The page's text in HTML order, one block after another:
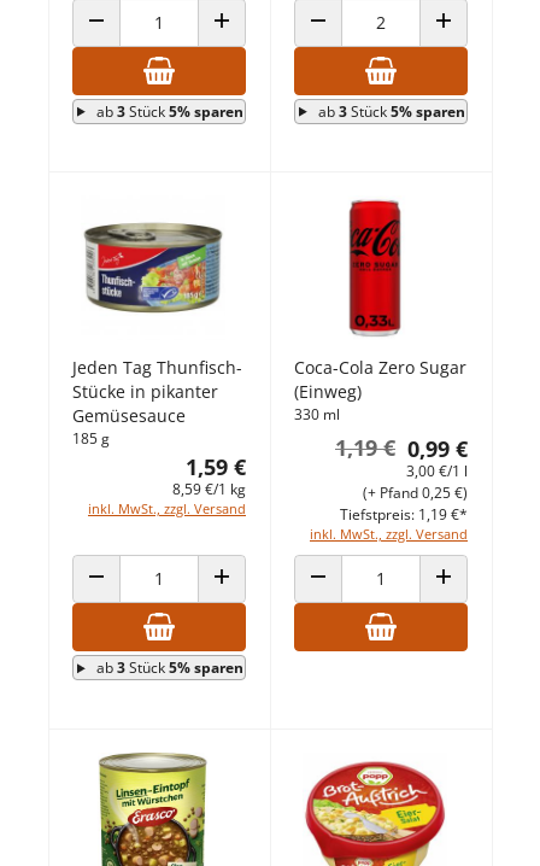
ANZAHL VERRINGERNANZAHL ERHÖHEN
ab3Stück5% sparen
ANZAHL VERRINGERNANZAHL
ab3Stück5% sparen
Jeden Tag Thunfisch-
Stücke in pikanter
Gemüsesauce
185 g
1,59 €
8,59 €/1 kg
inkl. MwSt., zzgl. Versand
ANZAHL VERRINGERNANZAHL ERHÖHEN
ab3Stück5% sparen
Coca-Cola Zero Sugar
(Einweg)
330 ml
0,99 €
1,19 €
3,00 €/1 l
inkl. MwSt., zzgl. Versand
(+ Pfand 0,25 €)
Tiefstpreis: 1,19 €*
ANZAHL VERRINGERNANZAHL